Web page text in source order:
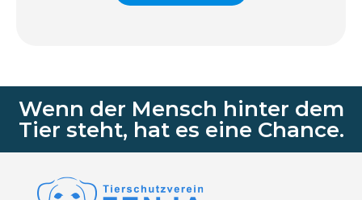
Wenn der Mensch hinter dem
Tier steht, hat es eine Chance.